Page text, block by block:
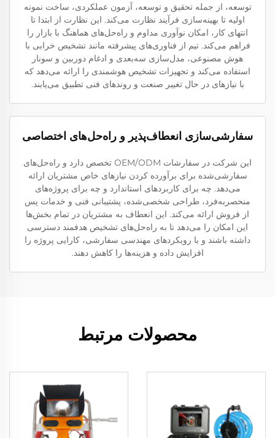
توسعه، از جمله تحقیق و توسعه، آزمون عملکردی، ساخت نمونه
اولیه تا بهینه‌سازی فرآیند نظارت می‌کند. این نظارت از ابتدا تا
انتهای کار، امکان نوآوری مداوم و راه‌حل‌های هماهنگ با بازار را
فراهم می‌کند. تیم از فناوری‌های پیشرفته مانند تشخیص خرابی با
هوش مصنوعی، مدل‌سازی سه‌بعدی و ادغام دوربین و سونار
استفاده می‌کند و تجهیزات تشخیص هوشمندی را ارائه می‌دهد که
با نیازهای در حال تغییر صنعت و روندهای فنی تطبیق می‌یابند.
سفارشی‌سازی انعطاف‌پذیر و راه‌حل‌های اختصاصی
این شرکت در سفارشات OEM/ODM تخصص دارد و راه‌حل‌های
سفارشی‌شده برای برآورده کردن نیازهای خاص مشتریان ارائه
می‌دهد. چه برای کاربردهای استاندارد و چه برای پروژه‌های
منحصربه‌فرد، طراحی شخصی‌شده، پشتیبانی فنی و خدمات پس
از فروش ارائه می‌کند. این انعطاف به مشتریان در تمام بخش‌ها
این امکان را می‌دهد تا به راه‌حل‌های تشخیص هدفمند دسترسی
داشته باشند و با رویکردهای مهندسی سفارشی، کارایی پروژه را
افزایش داده و هزینه‌ها را کاهش دهند.
محصولات مرتبط